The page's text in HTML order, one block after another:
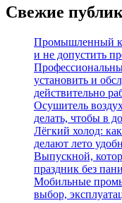
Свежие
Промышленный
и не допустить
установить и
действительно
Осушитель
делать, чтобы в
Лёгкий холод:
делают лето
Выпускной,
праздник без
Мобильные
выбор,